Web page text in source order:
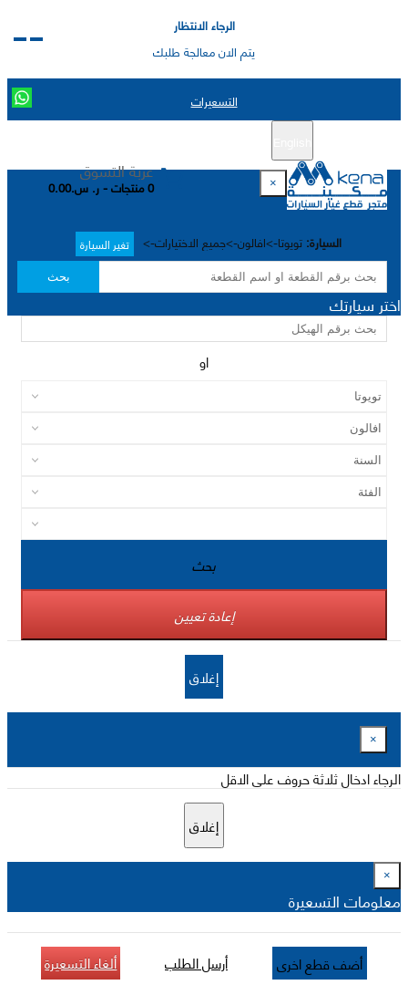
الرجاء الانتظار
يتم الان معالجة طلبك
التسعيرات
عربة التسوق
0 منتجات - ر. س.0.00
السيارة: تويوتا->افالون->جميع الاختيارات-> تغير السيارة
بحث
×
اختر سيارتك
او
بحث
إعادة تعيين
إغلاق
×
الرجاء ادخال ثلاثة حروف على الاقل
إغلاق
×
معلومات التسعيرة
أضف قطع اخرى أرسل الطلب ألغاء التسعيرة